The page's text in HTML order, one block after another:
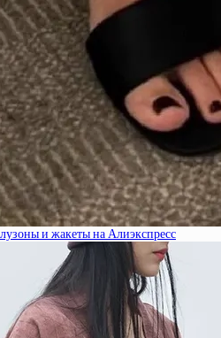
и жакеты на Алиэкспресс